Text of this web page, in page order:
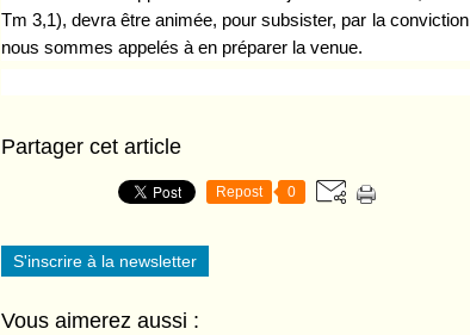
Tm 3,1), devra être animée, pour subsister, par la
nous sommes appelés à en préparer la venue.
Partager cet article
Repost 0
S'inscrire à la newsletter
Vous aimerez aussi :